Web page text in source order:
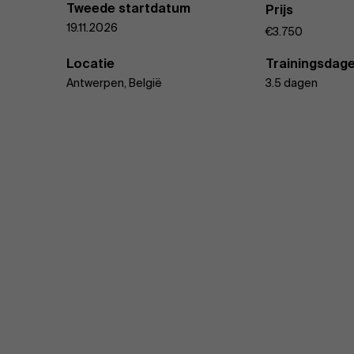
Tweede startdatum
19.11.2026
Prijs
€3.750
Locatie
Antwerpen, België 3.5 dagen